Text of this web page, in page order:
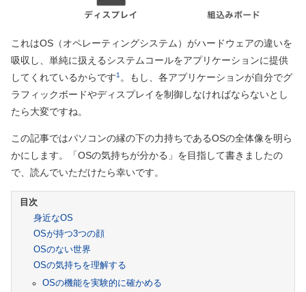
これはOS（オペレーティングシステム）がハードウェアの違いを
吸収し、単純に扱えるシステムコールをアプリケーションに提供
してくれているからです1 。もし、各アプリケーションが自分でグ
ラフィックボードやディスプレイを制御しなければならないとし
たら大変ですね。
この記事ではパソコンの縁の下の力持ちであるOSの全体像を明ら
かにします。「OSの気持ちが分かる」を目指して書きましたの
で、読んでいただけたら幸いです。
身近なOS
OSが持つ3つの顔
OSのない世界
OSの気持ちを理解する
OSの機能を実験的に確かめる